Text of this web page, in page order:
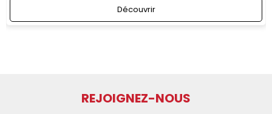
Découvrir
REJOIGNEZ-NOUS